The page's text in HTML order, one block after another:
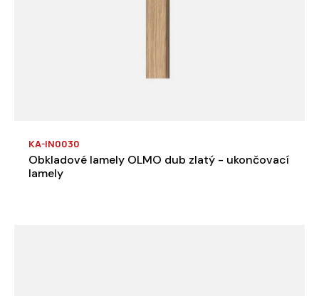
KA-IN0030
Obkladové lamely OLMO dub zlatý - ukončovací
lamely